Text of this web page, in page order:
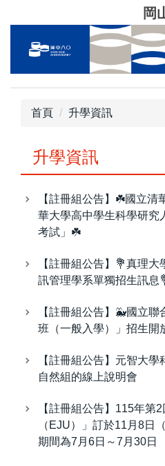
到
內
岡
首頁 升學資訊
升學資訊
【註冊組公告】☘️國立清
華大學高中學生科學研究
考試」☘️
【註冊組公告】💐真理
訊管理學系單獨招生訊息
【註冊組公告】🐳國立
班（一般入學）」招生開
【註冊組公告】元智大
自然組的線上說明會
【註冊組公告】115年第
（EJU）」訂於11月8日
期間為7月6日～7月30日